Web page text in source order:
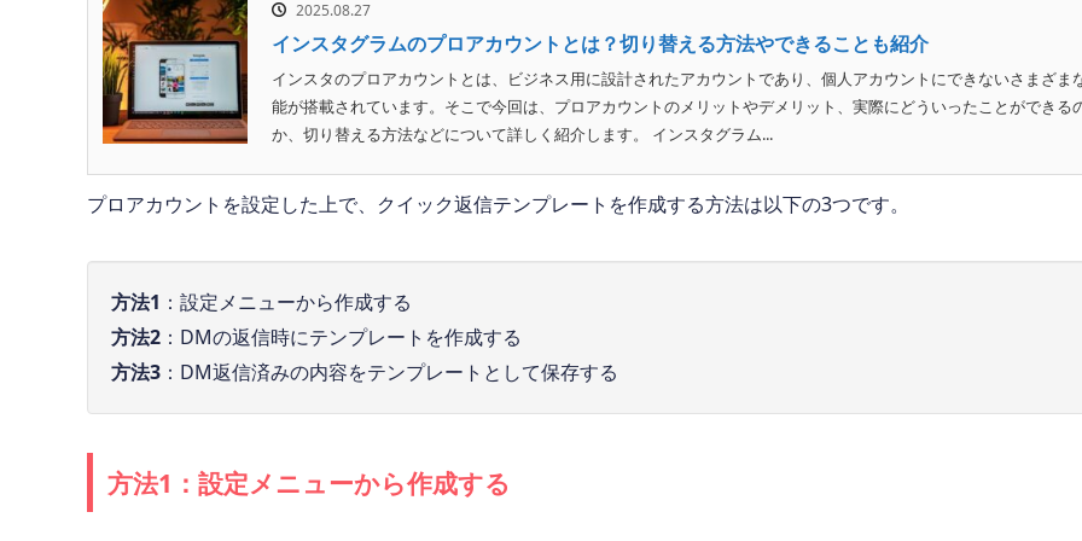
2025.08.27
インスタグラムのプロアカウントとは？切り替える方法やできることも紹介
インスタのプロアカウントとは、ビジネス用に設計されたアカウントであり、個人アカウントにできないさまざま
能が搭載されています。そこで今回は、プロアカウントのメリットやデメリット、実際にどういったことができる
か、切り替える方法などについて詳しく紹介します。 インスタグラム...
プロアカウントを設定した上で、クイック返信テンプレートを作成する方法は以下の3つです。
方法1 ：設定メニューから作成する
方法2 ：DMの返信時にテンプレートを作成する
方法3 ：DM返信済みの内容をテンプレートとして保存する
方法1：設定メニューから作成する